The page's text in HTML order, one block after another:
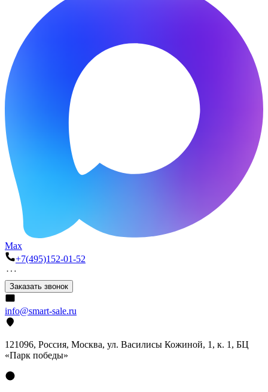
Max
+7(495)152-01-52
Заказать звонок
info@smart-sale.ru
121096, Россия, Москва, ул. Василисы Кожиной, 1, к. 1, БЦ
«Парк победы»